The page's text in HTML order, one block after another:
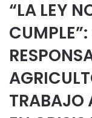
“LA LEY
TRABAJO